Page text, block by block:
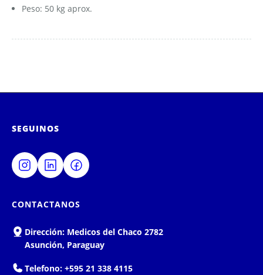
Peso: 50 kg aprox.
SEGUINOS
CONTACTANOS
Dirección: Medicos del Chaco 2782
Asunción, Paraguay
Telefono: +595 21 338 4115